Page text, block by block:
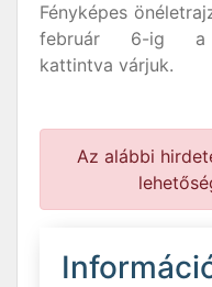
Fényképes
február 6-ig
kattintva várjuk.
Az alábbi